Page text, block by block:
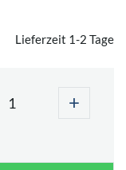
Lieferzeit 1-2 Tage
+